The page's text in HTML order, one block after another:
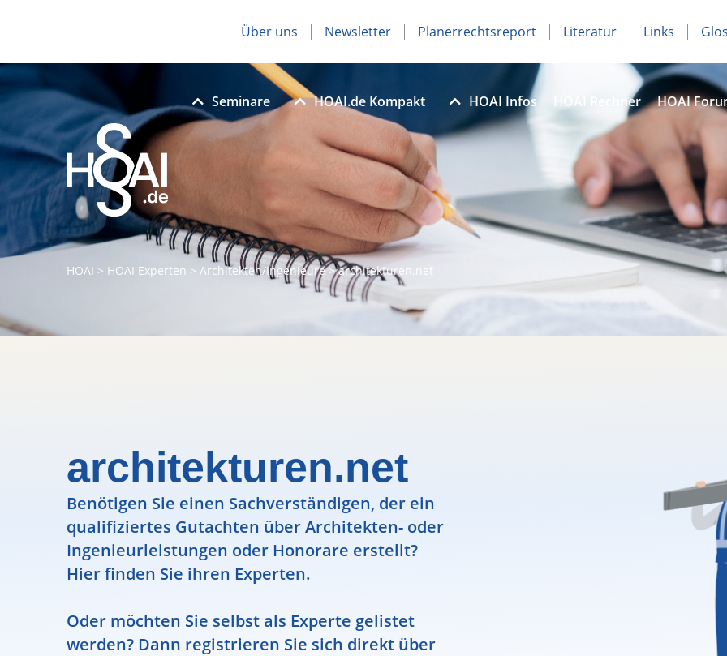
Über uns Newsletter Planerrechtsreport Literatur Links
Seminare HOAI.de Kompakt HOAI Infos HOAI Rechner HOAI
HOAI > HOAI Experten > Architekten/Ingenieure>architekturen.net
architekturen.net
Benötigen Sie einen Sachverständigen, der ein
qualifiziertes Gutachten über Architekten- oder
Ingenieurleistungen oder Honorare erstellt?
Hier finden Sie ihren Experten.
Oder möchten Sie selbst als Experte gelistet
werden? Dann registrieren Sie sich direkt über